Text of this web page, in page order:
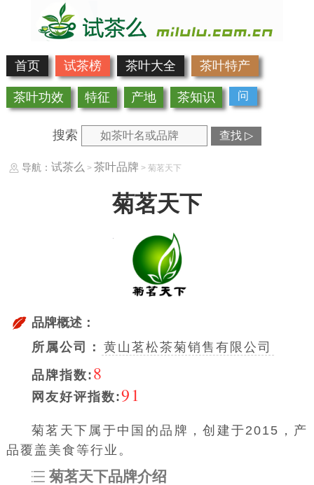
首页 试茶榜 茶叶大全 茶叶特产
茶叶功效 特征 产地 茶知识 问
搜索 查找 ▷
导航： 试茶么 > 茶叶品牌 > 菊茗天下
菊茗天下
品牌概述：
所属公司： 黄山茗松茶菊销售有限公司
品牌指数: 8
网友好评指数:91
菊茗天下属于中国的品牌，创建于2015，产
品覆盖美食等行业。
菊茗天下品牌介绍